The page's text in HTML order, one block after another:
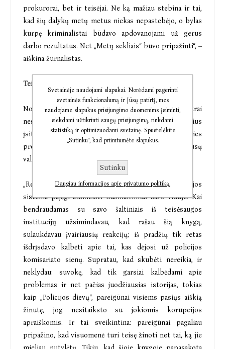
prokurorai, bet ir teisėjai. Ne ką mažiau stebina ir tai,
kad šių dalykų metų metus niekas nepastebėjo, o bylas
kurpę kriminalistai būdavo apdovanojami už gerus
darbo rezultatus. Net „Metų sekliais“ buvo pripažinti“, –
aiškina žurnalistas.
Teisėsaugos ir nusikaltėlių ryšiai – neišsemiama tema
Nors yra sakančių, kad knygos pasirodymas tikrai
nesustiprins pasitikėjimo šalies policija, tačiau autorius
įsitikinęs: Lietuvos policijoje dirba daug savo srities
profesionalų, sąžiningai pasiruošusių tarnauti mūsų
valstybei.
„Reikia pripažinti ir netgi pasidžiaugti, kad policijos
sistema pajėgi atskleisti nusikaltimus savo viduje. Kai
bendraudamas su savo šaltiniais iš teisėsaugos
institucijų užsimindavau, kad rašau šią knygą,
sulaukdavau įvairiausių reakcijų; iš pradžių tik retas
išdrįsdavo kalbėti apie tai, kas dėjosi už policijos
komisariato sienų. Supratau, kad skubėti nereikia, ir
neklydau: suvokę, kad tik garsiai kalbėdami apie
problemas ir net pačias juodžiausias istorijas, tokias
kaip „Policijos dievų“, pareigūnai visiems pasiųs aiškią
žinutę, jog nesitaiksto su jokiomis korupcijos
apraiškomis. Ir tai sveikintina: pareigūnai pagaliau
pripažino, kad visuomenė turi teisę žinoti net tai, ką jie
Svetainėje naudojami slapukai. Norėdami pagerinti
svetainės funkcionalumą ir Jūsų patirtį, mes
naudojame slapukus prisijungimo duomenims įsiminti,
siekdami užtikrinti saugų prisijungimą, rinkdami
statistiką ir optimizuodami svetainę. Spustelėkite
„Sutinku“, kad priimtumėte slapukus.
Sutinku
Daugiau informacijos apie privatumo politiką.